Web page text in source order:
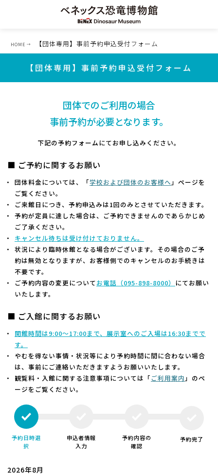
HOME 【団体専用】事前予約申込受付フォーム
【団体専用】事前予約申込受付フォーム
団体でのご利用の場合
事前予約が必要となります。
下記の予約フォームにてお申し込みください。
■ ご予約に関するお願い
団体料金については、「学校および団体のお客様へ」ページを
ご覧ください。
ご来館日につき、予約申込みは1回のみとさせていただきます。
予約が定員に達した場合は、ご予約できませんのであらかじめ
ご了承ください。
キャンセル待ちは受け付けておりません。
状況により臨時休館となる場合がございます。その場合のご予
約は無効となりますが、お客様側でのキャンセルのお手続きは
不要です。
ご予約内容の変更についてお電話（095-898-8000） にてお願い
いたします。
■ ご入館に関するお願い
開館時間は9:00～17:00まで、展示室へのご入場は16:30までで
す。
やむを得ない事情・状況等により予約時間に間に合わない場合
は、事前にご連絡いただきますようお願いいたします。
観覧料・入館に関する注意事項については「ご利用案内」のペ
ージをご覧ください。
予約日時選
択
申込者情報
入力
予約内容の
確認
予約完了
2026年8月